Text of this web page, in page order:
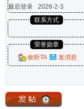
最后登录
2026-2-3
联系方式
荣誉勋章
收听TA
发消息